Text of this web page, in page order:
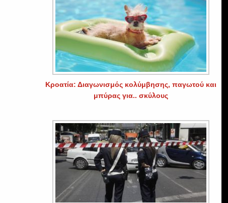
Κροατία: Διαγωνισμός κολύμβησης, παγωτού και
μπύρας για.. σκύλους